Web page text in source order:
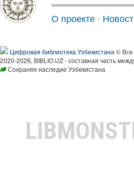
О проекте ·
Цифровая библиотека Узбекистана ©
2020-2026, BIBLIO.UZ - составная часть
Сохраняя наследие Узбекистана